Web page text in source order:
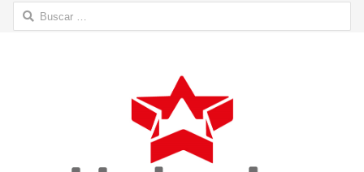
Buscar: